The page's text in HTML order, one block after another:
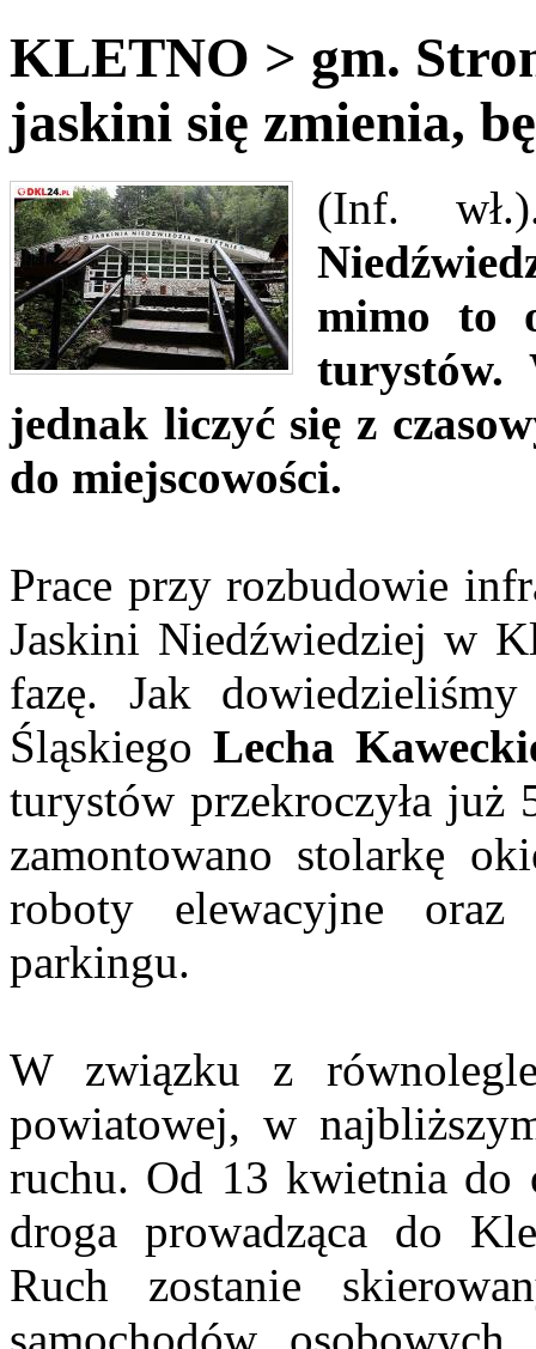
KLETNO > gm.
jaskini się zmienia,
(Inf.
mimo to
turystów.
jednak liczyć się z
do miejscowości.
Prace przy rozbudowie
Jaskini Niedźwiedziej w
fazę. Jak
Śląskiego Lecha
turystów przekroczyła już
zamontowano stolarkę
roboty elewacyjne oraz
parkingu.
W związku z
powiatowej, w
ruchu. Od 13 kwietnia do
droga prowadząca do
Ruch zostanie
samochodów